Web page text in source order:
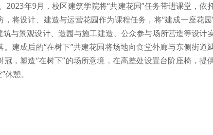
年9月，校区建筑学院将“共建花园”任务带进课堂，依
将设计、建造与运营花园作为课程任务，将“建成一座花
与景观设计、造园与施工建造、公众参与场所营造等设计
建成后的“在树下”共建花园将场地向食堂外廊与东侧街道
，塑造“在树下”的场所意境，在高差处设置台阶座椅，提
憩。